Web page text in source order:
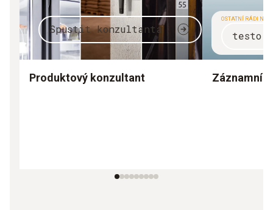
Spustit konzultanta
Produktový konzultant
OSTATNÍ RÁDI
testo